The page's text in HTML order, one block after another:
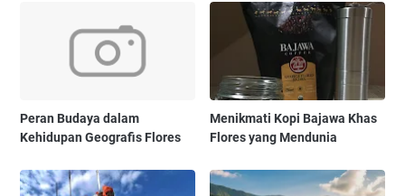
Peran Budaya dalam
Kehidupan Geografis Flores
Menikmati Kopi Bajawa Khas
Flores yang Mendunia